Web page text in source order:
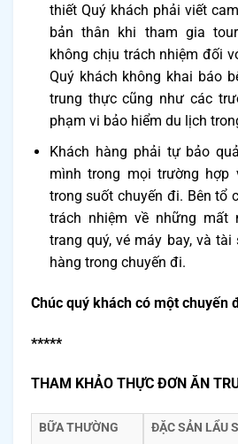
thiết Quý khách phải viết
bản thân khi tham gia
không chịu trách nhiệm đối
Quý khách không khai báo
trung thực cũng như các
phạm vi bảo hiểm du lịch
Khách hàng phải tự bảo
mình trong mọi trường
trong suốt chuyến đi. Bên tổ
trách nhiệm về những mất
trang quý, vé máy bay, và
hàng trong chuyến đi.
Chúc quý khách có một chuyến
*****
THAM KHẢO THỰC ĐƠN ĂN
BỮA THƯỜNG ĐẶC SẢN LẨU